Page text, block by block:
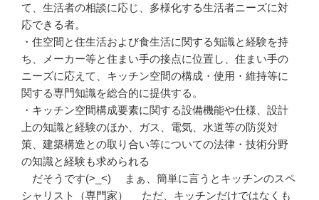
て、生活者の相談に応じ、多様化する生活者ニーズに対
応できる者。
・住空間と住生活および食生活に関する知識と経験を持
ち、メーカー等と住まい手の接点に位置し、住まい手の
ニーズに応えて、キッチン空間の構成・使用・維持等に
関する専門知識を総合的に提供する。
・キッチン空間構成要素に関する設備機能や仕様、設計
上の知識と経験のほか、ガス、電気、水道等の防災対
策、建築構造との取り合い等についての法律・技術分野
の知識と経験も求められる
だそうです(>_<) まぁ、簡単に言うとキッチンのスペ
シャリスト（専門家） ただ、キッチンだけではなくも